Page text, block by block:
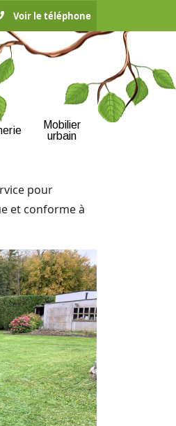
Voir le téléphone
Mobilier
urbain
pour
et conforme à